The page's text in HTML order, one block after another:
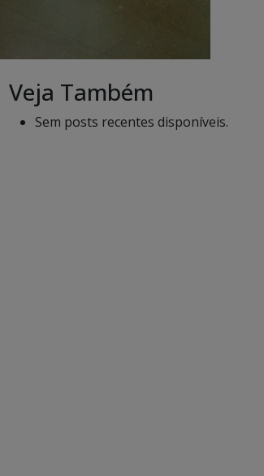
Veja Também
Sem posts recentes disponíveis.